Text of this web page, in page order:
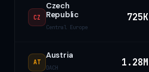
CZ
Czech
Republic
Central Europe
725K
AT
Austria
DACH 1.28M